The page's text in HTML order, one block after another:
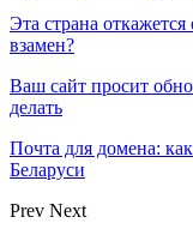
Эта страна
взамен?
Ваш сайт просит
делать
Почта для домена:
Беларуси
Prev Next